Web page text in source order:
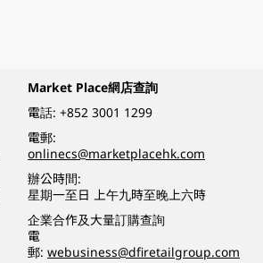
Market Place網店查詢
電話:+852 3001 1299
電郵:
onlinecs@marketplacehk.com
辦公時間:
星期一至日 上午九時至晚上六時
企業合作及大量訂購查詢
電
郵:webusiness@dfiretailgroup.com